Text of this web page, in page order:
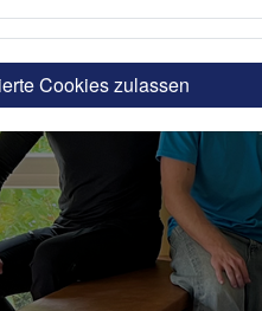
Cookies zulassen